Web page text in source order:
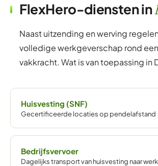
FlexHero-diensten in
Naast uitzending en werving
volledige werkgeverschap rond
vakkracht. Wat is van toepassing in
Huisvesting (SNF)
Gecertificeerde locaties op pendelafstand
Bedrijfsvervoer
Dagelijks transport van huisvesting naar werk